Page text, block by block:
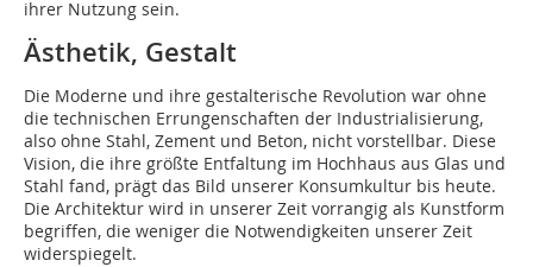
ihrer Nutzung sein.
Ästhetik, Gestalt
Die Moderne und ihre gestalterische Revolution war ohne
die technischen Errungenschaften der Industrialisierung,
also ohne Stahl, Zement und Beton, nicht vorstellbar. Diese
Vision, die ihre größte Entfaltung im Hochhaus aus Glas und
Stahl fand, prägt das Bild unserer Konsumkultur bis heute.
Die Architektur wird in unserer Zeit vorrangig als Kunstform
begriffen, die weniger die Notwendigkeiten unserer Zeit
widerspiegelt.